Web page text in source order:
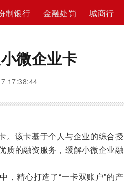
制银行 金融处罚 城商行
微企业卡
17:38:44
该卡基于个人与企业的综合
质的融资服务，缓解小微企业
精心打造了“一卡双账户”的